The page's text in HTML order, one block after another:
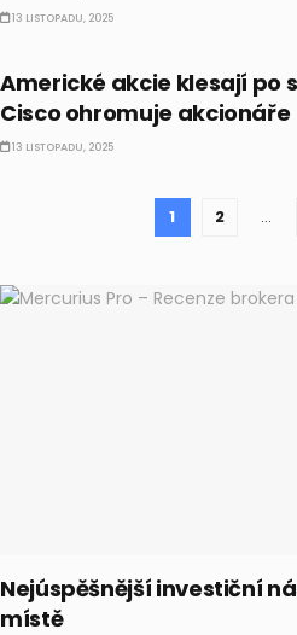
13 LISTOPADU, 2025
Americké akcie klesají po
Cisco ohromuje akcionáře
13 LISTOPADU, 2025
1 2 …
Nejúspěšnější investiční
místě